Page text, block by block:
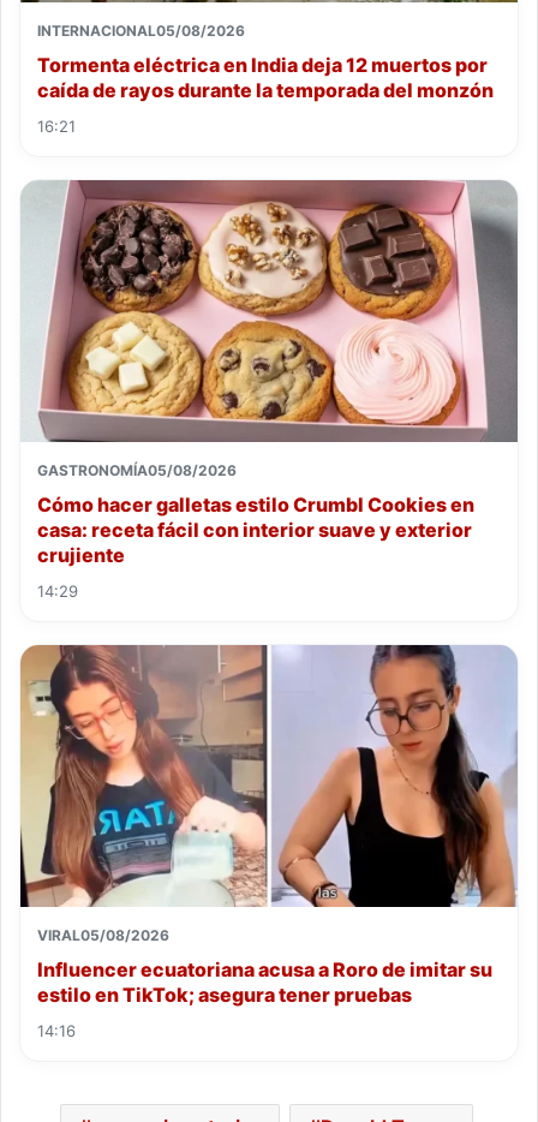
INTERNACIONAL05/08/2026
Tormenta eléctrica en India deja 12 muertos por
caída de rayos durante la temporada del monzón
16:21
GASTRONOMÍA05/08/2026
Cómo hacer galletas estilo Crumbl Cookies en
casa: receta fácil con interior suave y exterior
crujiente
14:29
VIRAL05/08/2026
Influencer ecuatoriana acusa a Roro de imitar su
estilo en TikTok; asegura tener pruebas
14:16